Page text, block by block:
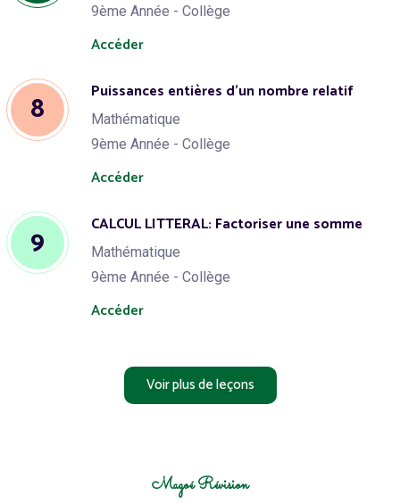
9ème Année - Collège
Accéder
8 Puissances entières d'un nombre relatif
Mathématique
9ème Année - Collège
Accéder
9 CALCUL LITTERAL: Factoriser une somme
Mathématique
9ème Année - Collège
Accéder
Voir plus de leçons
Magoé Révision